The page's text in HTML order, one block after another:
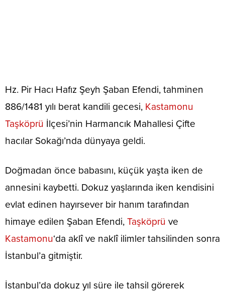
Hz. Pir Hacı Hafız Şeyh Şaban Efendi, tahminen
886/1481 yılı berat kandili gecesi, Kastamonu
Taşköprü İlçesi’nin Harmancık Mahallesi Çifte
hacılar Sokağı’nda dünyaya geldi.
Doğmadan önce babasını, küçük yaşta iken de
annesini kaybetti. Dokuz yaşlarında iken kendisini
evlat edinen hayırsever bir hanım tarafından
himaye edilen Şaban Efendi, Taşköprü ve
Kastamonu‘da aklî ve naklî ilimler tahsilinden sonra
İstanbul’a gitmiştir.
İstanbul’da dokuz yıl süre ile tahsil görerek